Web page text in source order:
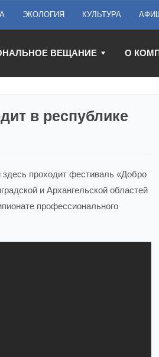
ЭКОЛОГИЯ КУЛЬТУРА
ВЕЩАНИЕ О
в республике
проходит фестиваль «Добро
и Архангельской областей
профессионального